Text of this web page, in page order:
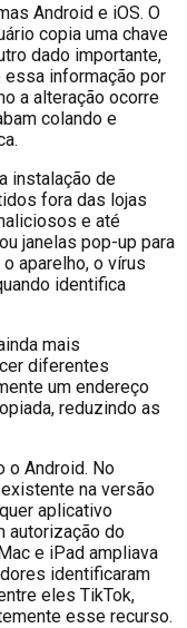
Android e iOS. O
copia uma chave
dado importante,
informação por
a alteração ocorre
colando e
instalação de
fora das lojas
e até
janelas pop-up para
aparelho, o vírus
identifica
mais
diferentes
um endereço
reduzindo as
o Android. No
na versão
aplicativo
autorização do
e iPad ampliava
identificaram
eles TikTok,
esse recurso.